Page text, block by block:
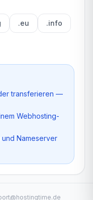
.eu .info
transferieren —
Webhosting-
Nameserver